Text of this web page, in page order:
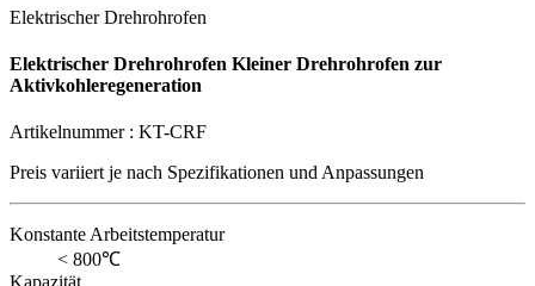
Elektrischer Drehrohrofen
Elektrischer Drehrohrofen Kleiner Drehrohrofen zur
Aktivkohleregeneration
Artikelnummer : KT-CRF
Preis variiert je nach Spezifikationen und Anpassungen
Konstante Arbeitstemperatur
< 800℃